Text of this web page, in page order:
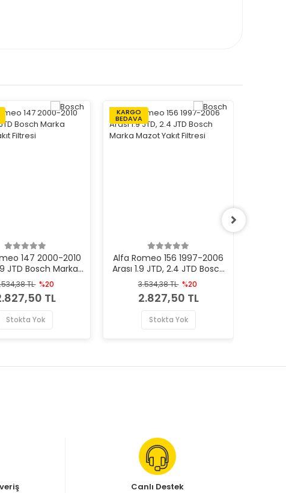
147 2000-2010
JTD Bosch Marka
Yakıt Filtresi
TL %20
TL
Stokta Yok
KARGO
BEDAVA
Alfa Romeo 156 1997-2006
Arası 1.9 JTD, 2.4 JTD Bosch
Marka Mazot Yakıt Filtresi
3.534,38 TL %20
2.827,50 TL
Stokta Yok
Canlı Destek